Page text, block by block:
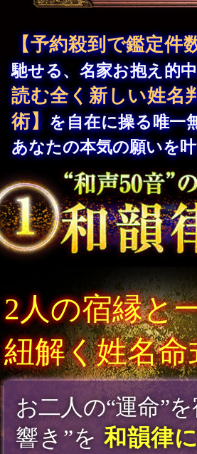
【予約殺到で鑑定件
馳せる、名家お抱え的
読む全く新しい姓名
術】を自在に操る唯一
あなたの本気の願いを叶
2人の宿縁と
紐解く姓名命
韻律姓名表本を
人の “姓名運命数